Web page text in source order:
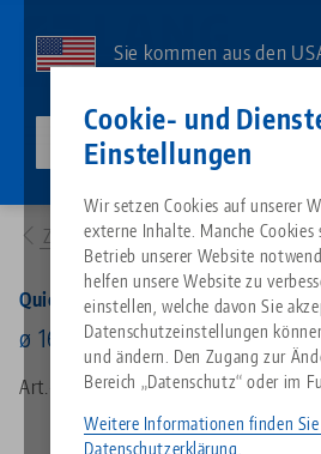
Cookie- und
Einstellungen
Wir setzen Cookies auf unserer
externe Inhalte. Manche Cookies
Betrieb unserer Website
helfen unsere Website zu
einstellen, welche davon Sie
Datenschutzeinstellungen
und ändern. Den Zugang zur
Bereich „Datenschutz“ oder im
Weitere Informationen finden
Datenschutzerklärung.
Inhalt
Sie kommen aus den
US-Website, um
lang-technik-usa.com
Passende Produkte
Es tut uns leid. Wir konnten keine
Zur Produktübersicht
Services
Downloads
Breadcrumb
Zur Produktübersicht
Quick•Point® 52, Aufnahmebolzen
ø 16 mm, für 52 mm
Art.-Nr. 45270